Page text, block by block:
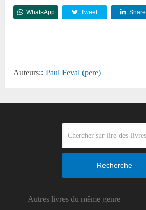
WhatsApp Tweet Share
Auteurs:: Paul Feval (pere)
Recherche
Autres livres du même genre